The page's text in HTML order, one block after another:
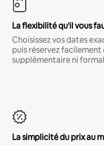
La flexibilité qu'il vous
Choisissez vos dates
puis réservez facilement
supplémentaire ni
La simplicité du prix au